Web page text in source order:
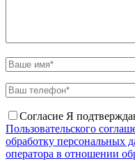
Согласие Я
Пользовательского
обработку персональных
оператора в отношении